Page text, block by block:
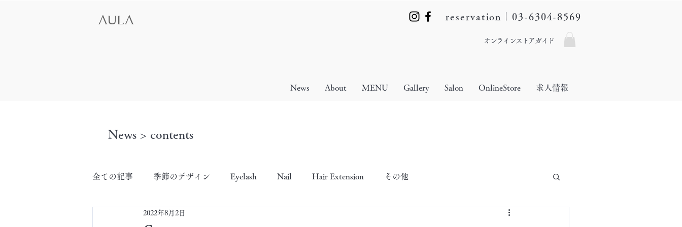
reservation｜03-6304-8569
AULA
オンラインストアガイド
News About MENU Gallery Salon OnlineStore 求人情報
News > contents
全ての記事 季節のデザイン Eyelash Nail Hair Extension その他
2022年8月2日